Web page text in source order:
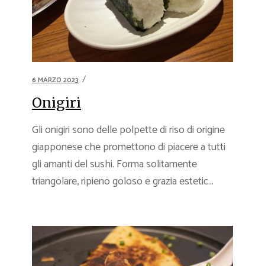
6 MARZO 2023
Onigiri
Gli onigiri sono delle polpette di riso di origine
giapponese che promettono di piacere a tutti
gli amanti del sushi. Forma solitamente
triangolare, ripieno goloso e grazia estetic...